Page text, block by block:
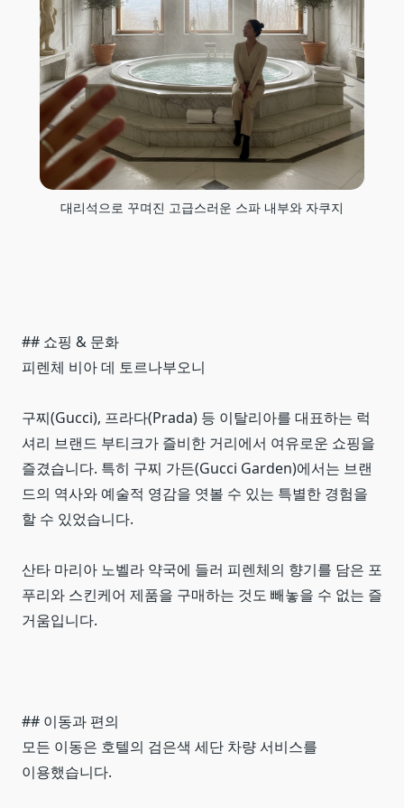
대리석으로 꾸며진 고급스러운 스파 내부와 자쿠지
## 쇼핑 & 문화
피렌체 비아 데 토르나부오니
구찌(Gucci), 프라다(Prada) 등 이탈리아를 대표하는 럭
셔리 브랜드 부티크가 즐비한 거리에서 여유로운 쇼핑을
즐겼습니다. 특히 구찌 가든(Gucci Garden)에서는 브랜
드의 역사와 예술적 영감을 엿볼 수 있는 특별한 경험을
할 수 있었습니다.
산타 마리아 노벨라 약국에 들러 피렌체의 향기를 담은 포
푸리와 스킨케어 제품을 구매하는 것도 빼놓을 수 없는 즐
거움입니다.
## 이동과 편의
모든 이동은 호텔의 검은색 세단 차량 서비스를
이용했습니다.